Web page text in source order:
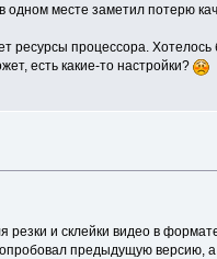
месте заметил потерю
процессора.
есть какие-то настройки?
и склейки видео в
предыдущую версию, а